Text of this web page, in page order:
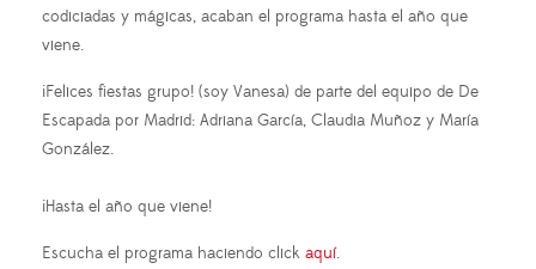
codiciadas y mágicas, acaban el programa hasta el año que
viene.
¡Felices fiestas grupo! (soy Vanesa) de parte del equipo de De
Escapada por Madrid: Adriana García, Claudia Muñoz y María
González.
¡Hasta el año que viene!
Escucha el programa haciendo click aquí.